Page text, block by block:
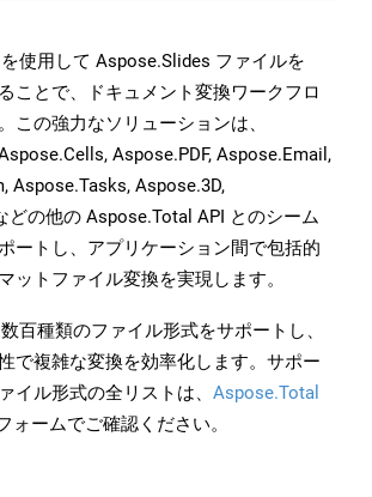
使用して Aspose.Slides ファイルを
ことで、ドキュメント変換ワークフロ
この強力なソリューションは、
Aspose.PDF, Aspose.Email,
Aspose.Tasks, Aspose.3D,
どの他の Aspose.Total API とのシーム
ートし、アプリケーション間で包括的
ットファイル変換を実現します。
百種類のファイル形式をサポートし、
で複雑な変換を効率化します。サポー
イル形式の全リストは、 Aspose.Total
ォームでご確認ください。